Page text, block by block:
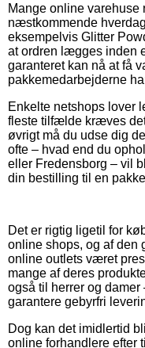
Mange online varehuse
næstkommende
eksempelvis Glitter
at ordren lægges inden
garanteret kan nå at få
pakkemedarbejderne
Enkelte netshops lover
fleste tilfælde kræves det
øvrigt må du udse dig
ofte – hvad end du
eller Fredensborg – vil
din bestilling til en
Det er rigtig ligetil for
online shops, og af den
online outlets været
mange af deres
også til herrer og
garantere gebyrfri
Dog kan det imidlertid
online forhandlere efter